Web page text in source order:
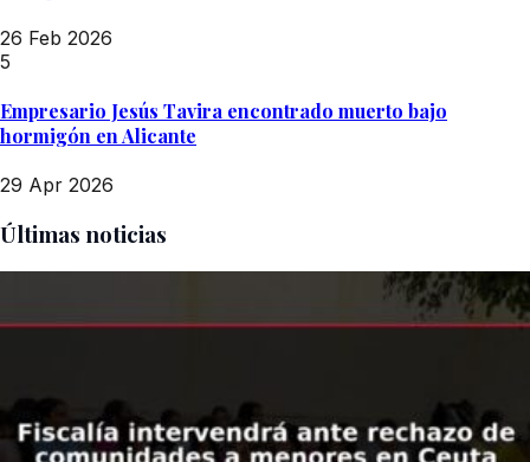
26 Feb 2026
5
Empresario Jesús Tavira encontrado muerto bajo
hormigón en Alicante
29 Apr 2026
Últimas noticias